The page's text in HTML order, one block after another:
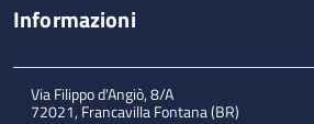
Informazioni
Via Filippo d'Angiò, 8/A
72021, Francavilla Fontana (BR)